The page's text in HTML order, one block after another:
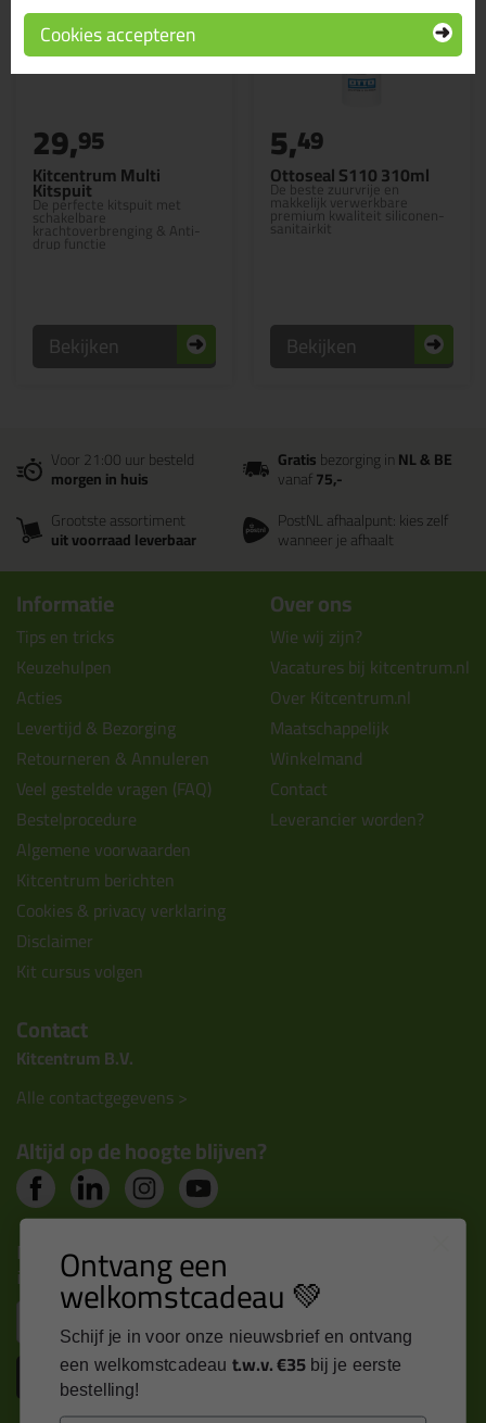
Kitcentrum Multi
Kitspuit
De perfecte kitspuit met
schakelbare
krachtoverbrenging & Anti-
drup functie
29,95
Bekijken
Ottoseal S110 310ml
De beste zuurvrije en
makkelijk verwerkbare
premium kwaliteit siliconen-
sanitairkit
5,49
Bekijken
Voor 21:00 uur besteld
morgen in huis
Gratisbezorging inNL & BE
vanaf75,-
Grootste assortiment
uit voorraad leverbaar
PostNL afhaalpunt: kies zelf
wanneer je afhaalt
Informatie
Tips en tricks
Keuzehulpen
Acties
Levertijd & Bezorging
Retourneren & Annuleren
Veel gestelde vragen (FAQ)
Bestelprocedure
Algemene voorwaarden
Kitcentrum berichten
Cookies & privacy verklaring
Disclaimer
Kit cursus volgen
Over ons
Wie wij zijn?
Vacatures bij kitcentrum.nl
Over Kitcentrum.nl
Maatschappelijk
Winkelmand
Contact
Leverancier worden?
Contact
Kitcentrum B.V.
Alle contactgegevens >
Altijd op de hoogte blijven?
Nieuws, tips en exclusieve deals rechtstreeks in je
inbox
Inschrijven
Cookies accepteren
Ontvang een
welkomstcadeau 💚
Schijf je in voor onze nieuwsbrief en ontvang
een welkomstcadeau t.w.v. €35 bij je eerste
bestelling!